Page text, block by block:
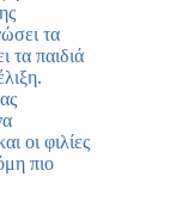
τα
τα παιδιά
οι φιλίες
πιο